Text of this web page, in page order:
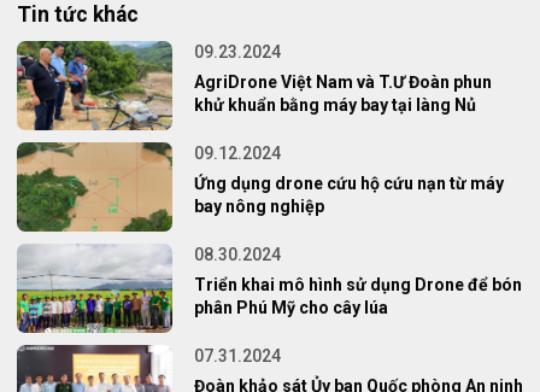
Tin tức khác
09.23.2024
AgriDrone Việt Nam và T.Ư Đoàn phun
khử khuẩn bằng máy bay tại làng Nủ
09.12.2024
Ứng dụng drone cứu hộ cứu nạn từ máy
bay nông nghiệp
08.30.2024
Triển khai mô hình sử dụng Drone để bón
phân Phú Mỹ cho cây lúa
07.31.2024
Đoàn khảo sát Ủy ban Quốc phòng An ninh